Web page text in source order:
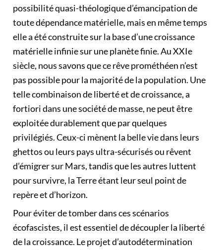
possibilité quasi-théologique d’émancipation de
toute dépendance matérielle, mais en même temps
elle a été construite sur la base d’une croissance
matérielle infinie sur une planète finie. Au XXIe
siècle, nous savons que ce rêve prométhéen n’est
pas possible pour la majorité de la population. Une
telle combinaison de liberté et de croissance, a
fortiori dans une société de masse, ne peut être
exploitée durablement que par quelques
privilégiés. Ceux-ci mènent la belle vie dans leurs
ghettos ou leurs pays ultra-sécurisés ou rêvent
d’émigrer sur Mars, tandis que les autres luttent
pour survivre, la Terre étant leur seul point de
repère et d’horizon.
Pour éviter de tomber dans ces scénarios
écofascistes, il est essentiel de découpler la liberté
de la croissance. Le projet d’autodétermination